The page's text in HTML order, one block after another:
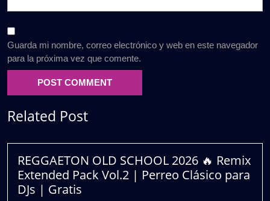
Guarda mi nombre, correo electrónico y web en este navegador
para la próxima vez que comente.
Related Post
REGGAETON OLD SCHOOL 2026 🔥 Remix
Extended Pack Vol.2 | Perreo Clásico para
DJs | Gratis